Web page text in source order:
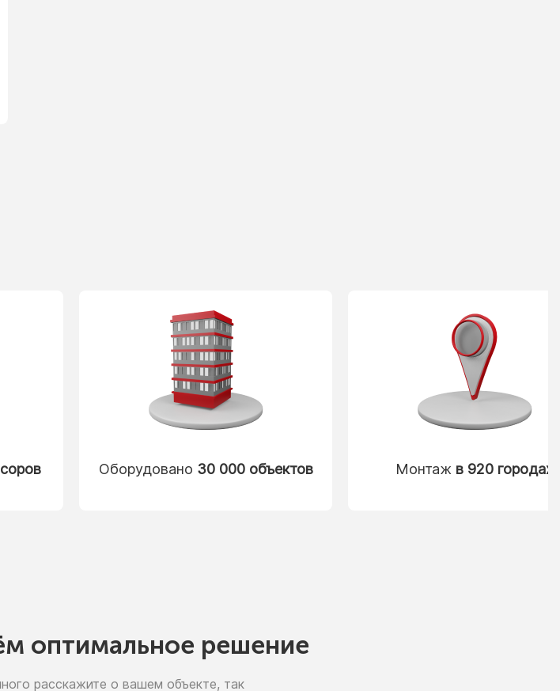
Оборудовано 30 000 объектов Монтаж в 920 городах
оптимальное решение
расскажите о вашем объекте, так